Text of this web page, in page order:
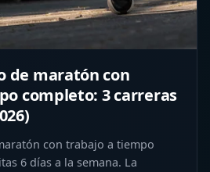
de maratón con
completo: 3 carreras
con trabajo a tiempo
6 días a la semana. La